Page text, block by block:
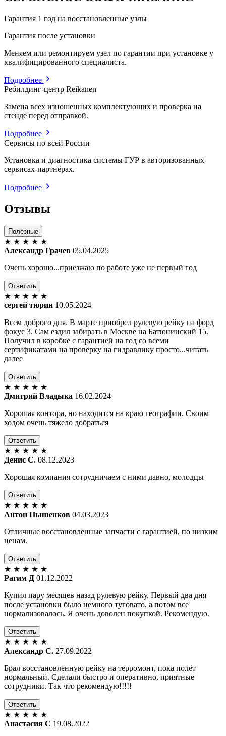
Гарантия 1 год на восстановленные узлы
Гарантия после установки
Меняем или ремонтируем узел по гарантии при установке у
квалифицированного специалиста.
Подробнее
Ребилдинг-центр Reikanen
Замена всех изношенных комплектующих и проверка на
стенде перед отправкой.
Подробнее
Сервисы по всей России
Установка и диагностика системы ГУР в авторизованных
сервисах-партнёрах.
Подробнее
Отзывы
Полезные
★ ★ ★ ★ ★
Александр Грачев 05.04.2025
Очень хорошо...приезжаю по работе уже не первый год
Ответить
★ ★ ★ ★ ★
сергей тюрин 10.05.2024
Всем доброго дня. В марте приобрел рулевую рейку на форд
фокус 3. Сам ездил забирать в Москве на Батюнинский 15.
Получил в коробке с гарантией на год со всеми
сертификатами на проверку на гидравлику просто...читать
далее
Ответить
★ ★ ★ ★ ★
Дмитрий Владыка 16.02.2024
Хорошая контора, но находится на краю географии. Своим
ходом очень тяжело добраться
Ответить
★ ★ ★ ★ ★
Денис С. 08.12.2023
Хорошая компания сотрудничаем с ними давно, молодцы
Ответить
★ ★ ★ ★ ★
Антон Пышенков 04.03.2023
Отличные восстановленные запчасти с гарантией, по низким
ценам.
Ответить
★ ★ ★ ★ ★
Рагим Д 01.12.2022
Купил пару месяцев назад рулевую рейку. Первый два дня
после установки было немного туговато, а потом все
нормализовалось. Я очень доволен покупкой. Рекомендую.
Ответить
★ ★ ★ ★ ★
Александр С. 27.09.2022
Брал восстановленную рейку на терромонт, пока полёт
нормальный. Сделали быстро и оперативно, приятные
сотрудники. Так что рекомендую!!!!!
Ответить
★ ★ ★ ★ ★
Анастасия С 19.08.2022